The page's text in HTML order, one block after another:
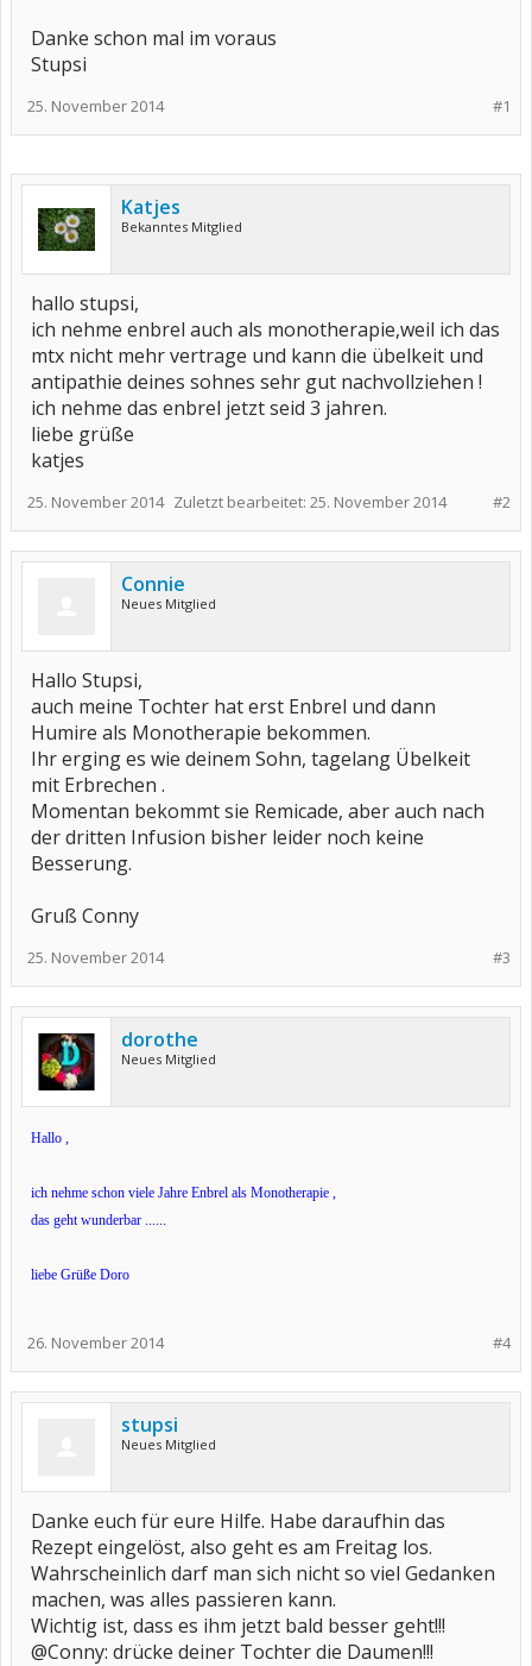
Danke schon mal im voraus
Stupsi
#1
25. November 2014
Katjes
Bekanntes Mitglied
hallo stupsi,
ich nehme enbrel auch als monotherapie,weil ich das
mtx nicht mehr vertrage und kann die übelkeit und
antipathie deines sohnes sehr gut nachvollziehen !
ich nehme das enbrel jetzt seid 3 jahren.
liebe grüße
katjes
#2
25. November 2014 Zuletzt bearbeitet: 25. November 2014
Connie
Neues Mitglied
Hallo Stupsi,
auch meine Tochter hat erst Enbrel und dann
Humire als Monotherapie bekommen.
Ihr erging es wie deinem Sohn, tagelang Übelkeit
mit Erbrechen .
Momentan bekommt sie Remicade, aber auch nach
der dritten Infusion bisher leider noch keine
Besserung.
Gruß Conny
#3
25. November 2014
dorothe
Neues Mitglied
Hallo ,
ich nehme schon viele Jahre Enbrel als Monotherapie ,
das geht wunderbar ......
liebe Grüße Doro
#4
26. November 2014
stupsi
Neues Mitglied
Danke euch für eure Hilfe. Habe daraufhin das
Rezept eingelöst, also geht es am Freitag los.
Wahrscheinlich darf man sich nicht so viel Gedanken
machen, was alles passieren kann.
Wichtig ist, dass es ihm jetzt bald besser geht!!!
@Conny: drücke deiner Tochter die Daumen!!!